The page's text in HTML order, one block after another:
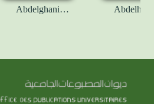
Abdelghani